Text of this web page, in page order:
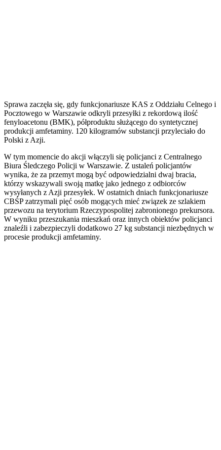
Sprawa zaczęła się, gdy funkcjonariusze KAS z Oddziału Celnego i
Pocztowego w Warszawie odkryli przesyłki z rekordową ilość
fenyloacetonu (BMK), półproduktu służącego do syntetycznej
produkcji amfetaminy. 120 kilogramów substancji przyleciało do
Polski z Azji.
W tym momencie do akcji włączyli się policjanci z Centralnego
Biura Śledczego Policji w Warszawie. Z ustaleń policjantów
wynika, że za przemyt mogą być odpowiedzialni dwaj bracia,
którzy wskazywali swoją matkę jako jednego z odbiorców
wysyłanych z Azji przesyłek. W ostatnich dniach funkcjonariusze
CBŚP zatrzymali pięć osób mogących mieć związek ze szlakiem
przewozu na terytorium Rzeczypospolitej zabronionego prekursora.
W wyniku przeszukania mieszkań oraz innych obiektów policjanci
znaleźli i zabezpieczyli dodatkowo 27 kg substancji niezbędnych w
procesie produkcji amfetaminy.